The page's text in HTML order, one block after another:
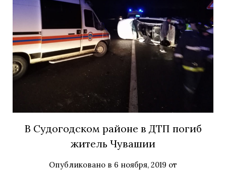
В Судогодском районе в ДТП погиб
житель Чувашии
Опубликовано в 6 ноября, 2019 от